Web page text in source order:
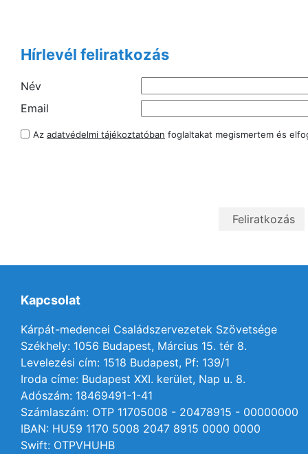
Hírlevél feliratkozás
Név
Email
Az adatvédelmi tájékoztatóban foglaltakat megismertem és
Kapcsolat
Kárpát-medencei Családszervezetek Szövetsége
Székhely: 1056 Budapest, Március 15. tér 8.
Levelezési cím: 1518 Budapest, Pf: 139/1
Iroda címe: Budapest XXI. kerület, Nap u. 8.
Adószám: 18469491-1-41
Számlaszám: OTP 11705008 - 20478915 - 00000000
IBAN: HU59 1170 5008 2047 8915 0000 0000
Swift: OTPVHUHB